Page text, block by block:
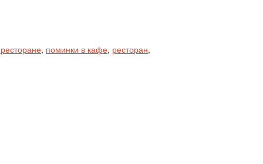
, поминки в кафе, ресторан,